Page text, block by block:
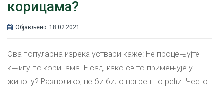
корицама?
Објављено: 18.02.2021.
Ова популарна изрека уствари каже: Не процењујте
књигу по корицама. Е сад, како се то примењује у
животу? Разнолико, не би било погрешно рећи. Често